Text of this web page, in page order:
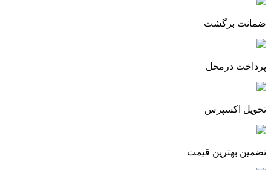
ضمانت برگشت
پرداخت درمحل
تحویل اکسپرس
تضمین بهترین قیمت